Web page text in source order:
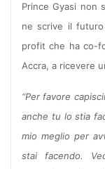
Prince Gyasi non
ne scrive il futuro
profit che ha co-
Accra, a ricevere
“Per favore
anche tu lo stia
mio meglio per
stai facendo.